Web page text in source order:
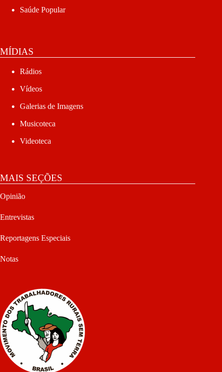
Saúde Popular
MÍDIAS
Rádios
Vídeos
Galerias de Imagens
Musicoteca
Videoteca
MAIS SEÇÕES
Opinião
Entrevistas
Reportagens Especiais
Notas